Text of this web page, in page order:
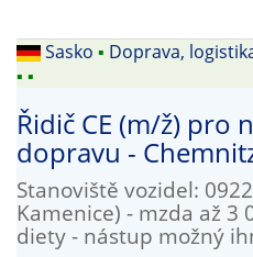
Sasko ▪ Doprava,
▪ ▪
Řidič CE (m/ž) pro
dopravu -
Stanoviště vozidel:
Kamenice) - mzda až
diety - nástup možný